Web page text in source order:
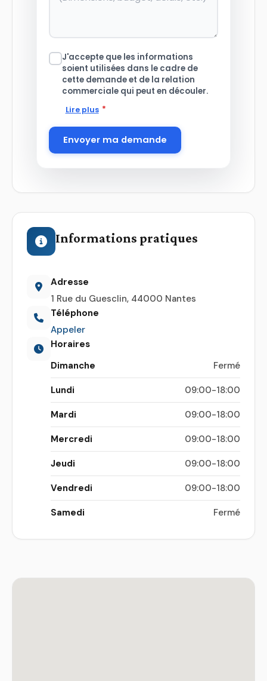
J'accepte que les informations
soient utilisées dans le cadre de
cette demande et de la relation
commerciale qui peut en découler.
Lire plus *
Envoyer ma demande
Informations pratiques
Adresse
1 Rue du Guesclin, 44000 Nantes
Téléphone
Appeler
Horaires
Dimanche
Fermé
Lundi 09:00-18:00
Mardi 09:00-18:00
Mercredi 09:00-18:00
Jeudi 09:00-18:00
Vendredi 09:00-18:00
Samedi Fermé